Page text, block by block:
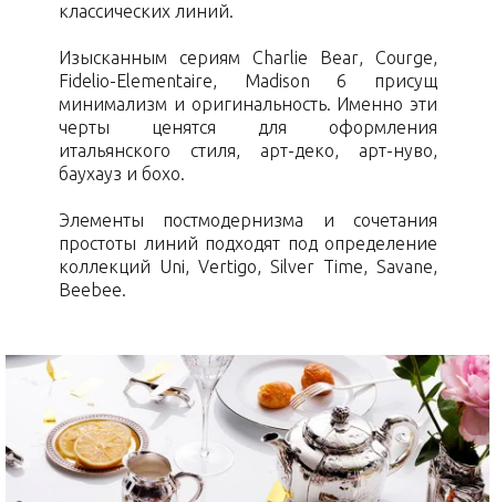
классических линий.
Изысканным сериям Charlie Bear, Courge,
Fidelio-Elementaire, Madison 6 присущ
минимализм и оригинальность. Именно эти
черты ценятся для оформления
итальянского стиля, арт-деко, арт-нуво,
баухауз и бохо.
Элементы постмодернизма и сочетания
простоты линий подходят под определение
коллекций Uni, Vertigo, Silver Time, Savane,
Beebee.